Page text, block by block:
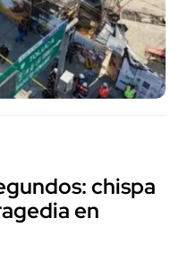
chispa
en